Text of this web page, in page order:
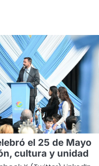
el 25 de Mayo
cultura y unidad